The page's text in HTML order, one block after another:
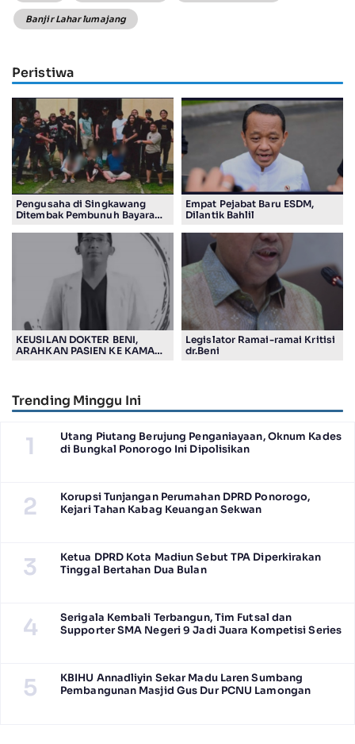
Banjir Lahar lumajang
Peristiwa
Pengusaha di Singkawang
Ditembak Pembunuh Bayaran
Empat Pejabat Baru ESDM,
Dilantik Bahlil
KEUSILAN DOKTER BENI,
ARAHKAN PASIEN KE KAMAR
Legislator Ramai-ramai Kritisi
dr.Beni
Trending Minggu Ini
1
Utang Piutang Berujung Penganiayaan, Oknum Kades
di Bungkal Ponorogo Ini Dipolisikan
2
Korupsi Tunjangan Perumahan DPRD Ponorogo,
Kejari Tahan Kabag Keuangan Sekwan
3
Ketua DPRD Kota Madiun Sebut TPA Diperkirakan
Tinggal Bertahan Dua Bulan
4
Serigala Kembali Terbangun, Tim Futsal dan
Supporter SMA Negeri 9 Jadi Juara Kompetisi Series
5
KBIHU Annadliyin Sekar Madu Laren Sumbang
Pembangunan Masjid Gus Dur PCNU Lamongan